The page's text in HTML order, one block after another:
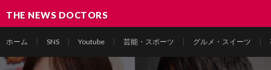
THE NEWS DOCTORS
ホーム SNS Youtube 芸能・スポーツ グルメ・スイーツ